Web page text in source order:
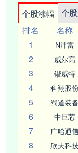
个股涨幅 个
排名
名称
1
N津富
2 威尔高
3 锴威特
4 科翔股
5 蜀道装备
6 中巨芯
7 广哈通
8 欣天科